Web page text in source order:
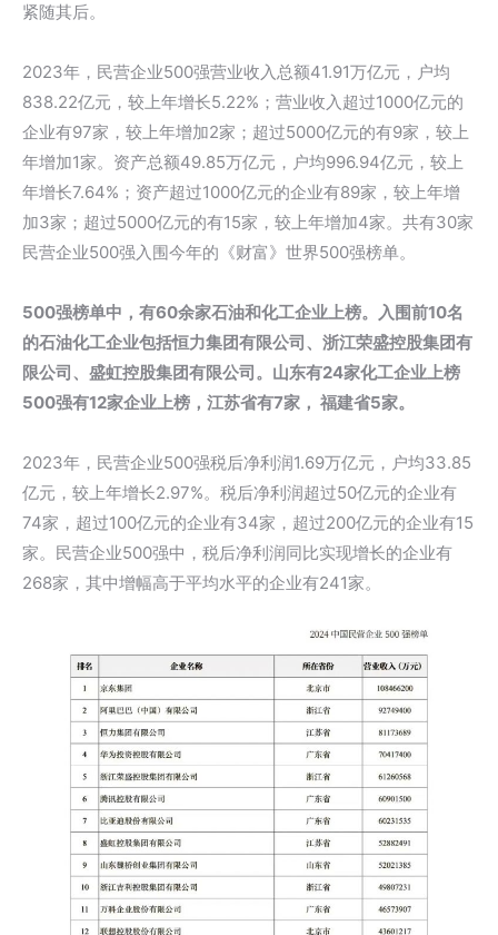
紧随其后。
2023年，民营企业500强营业收入总额41.91万亿元，户均
838.22亿元，较上年增长5.22%；营业收入超过1000亿元的
企业有97家，较上年增加2家；超过5000亿元的有9家，较上
年增加1家。资产总额49.85万亿元，户均996.94亿元，较上
年增长7.64%；资产超过1000亿元的企业有89家，较上年增
加3家；超过5000亿元的有15家，较上年增加4家。共有30家
民营企业500强入围今年的《财富》世界500强榜单。
500强榜单中，有60余家石油和化工企业上榜。入围前10名
的石油化工企业包括恒力集团有限公司、浙江荣盛控股集团有
限公司、盛虹控股集团有限公司。山东有24家化工企业上榜
500强有12家企业上榜，江苏省有7家， 福建省5家。
2023年，民营企业500强税后净利润1.69万亿元，户均33.85
亿元，较上年增长2.97%。税后净利润超过50亿元的企业有
74家，超过100亿元的企业有34家，超过200亿元的企业有15
家。民营企业500强中，税后净利润同比实现增长的企业有
268家，其中增幅高于平均水平的企业有241家。